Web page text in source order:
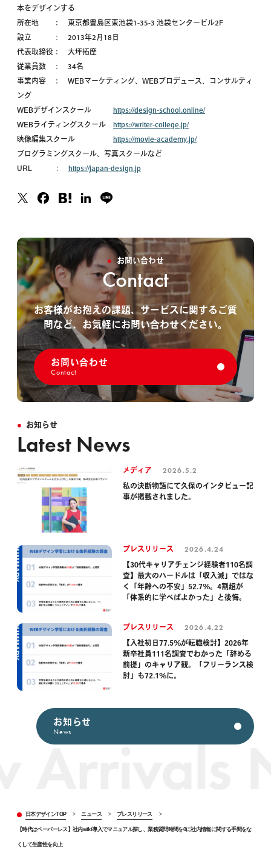
本をデザインする
所在地 ： 東京都豊島区東池袋1-35-3 池袋センタービル2F
設立 ： 2013年2月18日
代表取締役： 大坪拓摩
従業員数 ： 34名
事業内容 ： WEBマーケティング、WEBプロデュース、コンサルティ
ング
WEBデザインスクール https://design-school.online/
WEBライティングスクール https://writer-college.jp/
映像編集スクール https://movie-academy.jp/
プログラミングスクール、写真スクールなど
URL ： https://japan-design.jp
お問い合わせ
Contact
お客様がお抱えの課題、サービスに関するご質
問など、 お気軽にお問い合わせください。
お問い合わせ
Contact
お知らせ
Latest News
メディア 2026.5.2
私の決断物語にて久保のインタビュー記
事が掲載されました。
プレスリリース 2026.4.24
【30代キャリアチェンジ経験者110名調
査】最大のハードルは「収入減」ではな
く「年齢への不安」52.7%。4割超が
「体系的に学べばよかった」と後悔。
プレスリリース 2026.4.22
【入社初日77.5%が転職検討】2026年
新卒社員111名調査でわかった「辞める
前提」のキャリア観。「フリーランス検
討」も72.1%に。
お知らせ
News
日本デザインTOP> ニュース>プレスリリース >
【時代はペーパーレス】社内wiki導入でマニュアル探し、業務質問時間を0に社内情報に関する手間をな
くして生産性を向上